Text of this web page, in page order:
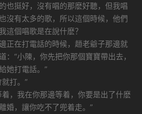
也挺好，沒有唱的那麽好聽，但我唱
沒有太多的歌，所以這個時候，他們
這個唱歌是在說什麽？
正在打電話的時候，趙老爺子那邊就
：“小陳，你先把你那個寶寶帶出去，
她打電話。”
打。”
，我在你那邊等着，你要是出了什麽
婚，讓你吃不了兜着走。”